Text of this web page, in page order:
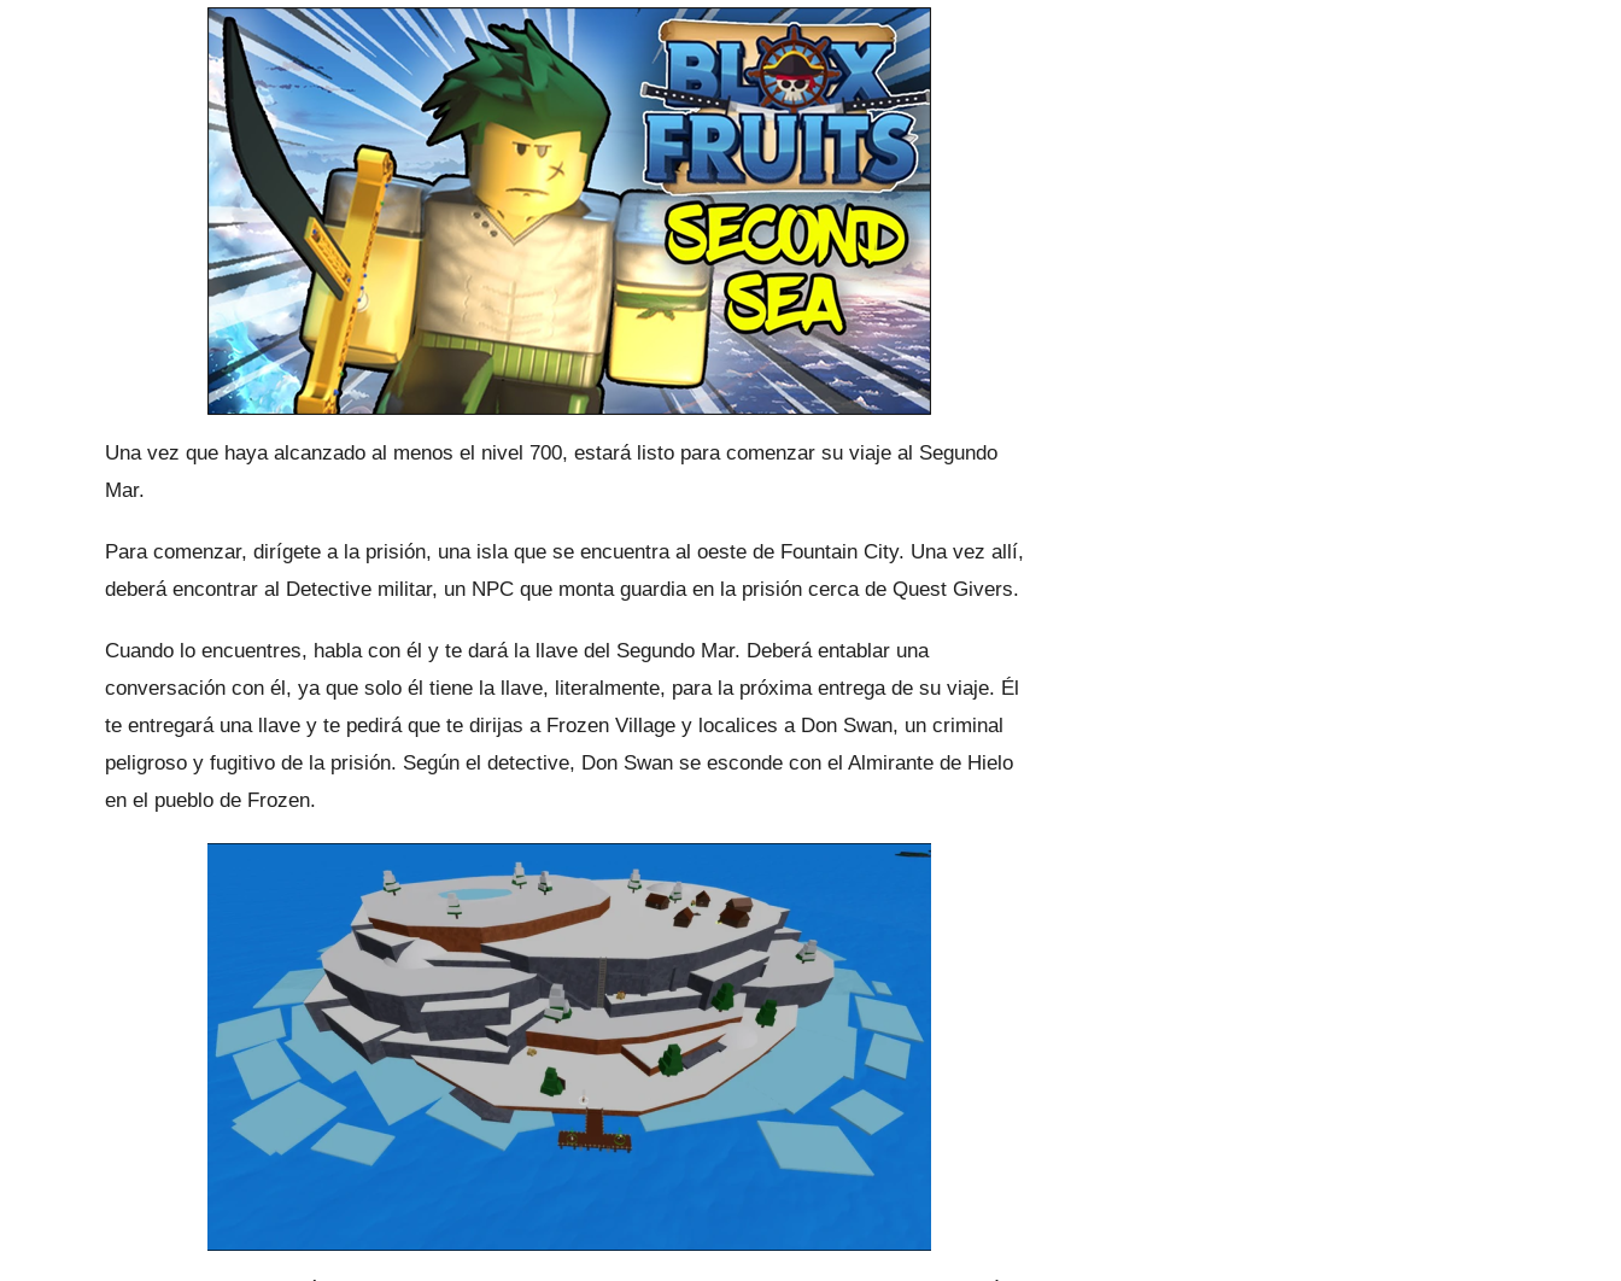
Una vez que haya alcanzado al menos el nivel 700, estará listo para comenzar su viaje al Segundo
Mar.
Para comenzar, dirígete a la prisión, una isla que se encuentra al oeste de Fountain City. Una vez allí,
deberá encontrar al Detective militar, un NPC que monta guardia en la prisión cerca de Quest Givers.
Cuando lo encuentres, habla con él y te dará la llave del Segundo Mar. Deberá entablar una
conversación con él, ya que solo él tiene la llave, literalmente, para la próxima entrega de su viaje. Él
te entregará una llave y te pedirá que te dirijas a Frozen Village y localices a Don Swan, un criminal
peligroso y fugitivo de la prisión. Según el detective, Don Swan se esconde con el Almirante de Hielo
en el pueblo de Frozen.